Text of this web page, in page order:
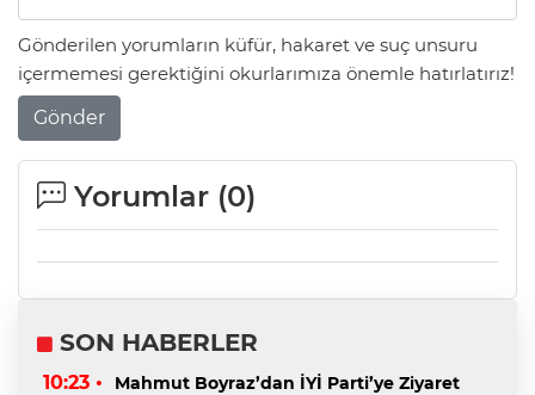
Gönderilen yorumların küfür, hakaret ve suç unsuru
içermemesi gerektiğini okurlarımıza önemle hatırlatırız!
Gönder
Yorumlar (0)
SON HABERLER
10:23 • Mahmut Boyraz’dan İYİ Parti’ye Ziyaret